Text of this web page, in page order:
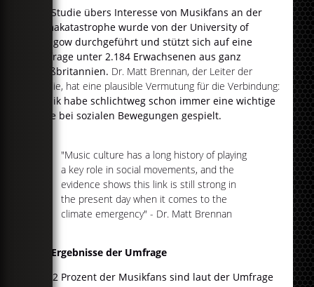
Die Studie übers Interesse von Musikfans an der
Klimakatastrophe wurde von der University of
Glasgow durchgeführt und stützt sich auf eine
Umfrage unter 2.184 Erwachsenen aus ganz
Großbritannien. Dr. Matt Brennan, der Leiter der
Studie, hat eine plausible Vermutung für die Verbindung:
Musik habe schlichtweg schon immer eine wichtige
Rolle bei sozialen Bewegungen gespielt.
"Music culture has a long history of playing
a key role in social movements, and the
evidence shows this link is still strong in
the present day when it comes to the
climate emergency" - Dr. Matt Brennan
Die Ergebnisse der Umfrage
82 Prozent der Musikfans sind laut der Umfrage